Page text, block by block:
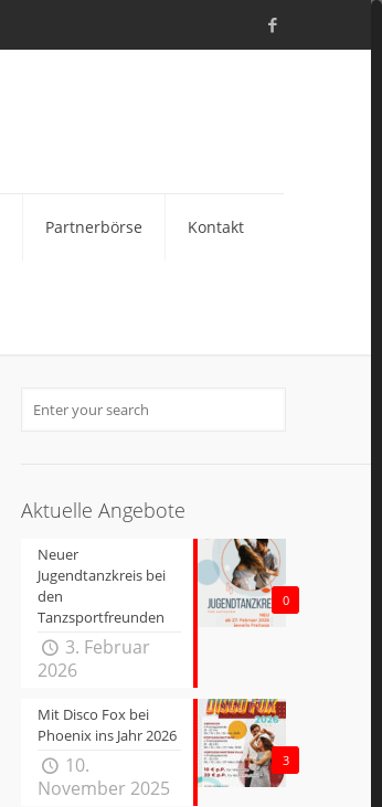
Partnerbörse Kontakt
Aktuelle Angebote
0
Neuer
Jugendtanzkreis bei
den
Tanzsportfreunden
3. Februar
2026
3
Mit Disco Fox bei
Phoenix ins Jahr 2026
10.
November 2025